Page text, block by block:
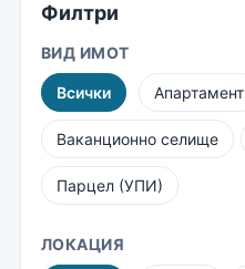
Филтри
ВИД ИМОТ
Всички Апартамент
Ваканционно селище
Парцел (УПИ)
ЛОКАЦИЯ